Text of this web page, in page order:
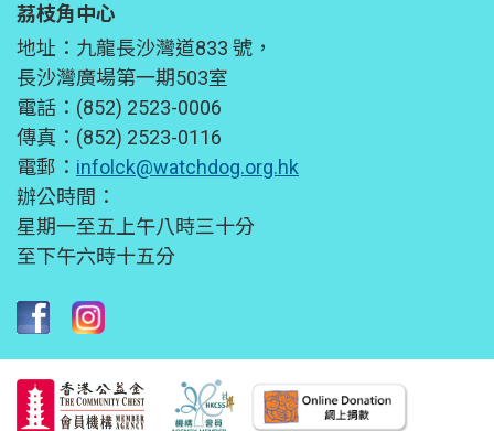
茘枝角中心
地址：九龍長沙灣道833 號，
長沙灣廣場第一期503室
電話：(852) 2523-0006
傳真：(852) 2523-0116
電郵： infolck@watchdog.org.hk
辦公時間：
星期一至五上午八時三十分
至下午六時十五分